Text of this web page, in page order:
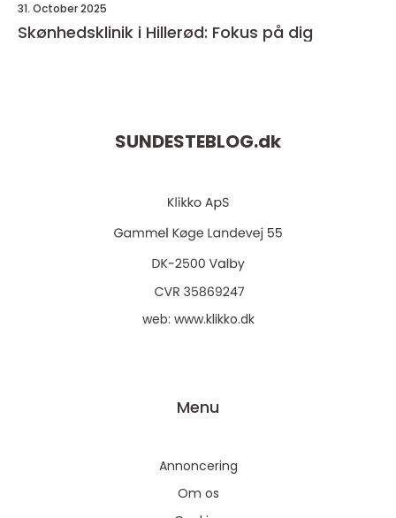
31. October 2025
Skønhedsklinik i Hillerød: Fokus på dig
SUNDESTEBLOG.dk
web: www.klikko.dk
Menu
Annoncering
Om os